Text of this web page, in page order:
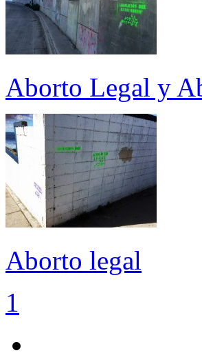
Aborto Legal y
Aborto legal
1